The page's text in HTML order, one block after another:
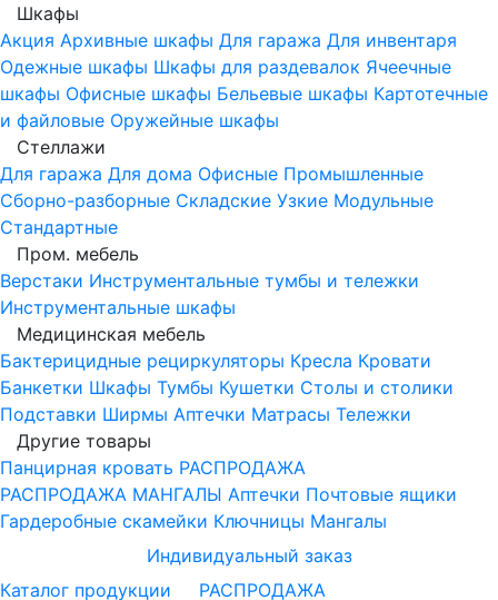
Шкафы
Акция Архивные шкафы Для гаража Для инвентаря
Одежные шкафы Шкафы для раздевалок Ячеечные
шкафы Офисные шкафы Бельевые шкафы Картотечные
и файловые Оружейные шкафы
Стеллажи
Для гаража Для дома Офисные Промышленные
Сборно-разборные Складские Узкие Модульные
Стандартные
Пром. мебель
Верстаки Инструментальные тумбы и тележки
Инструментальные шкафы
Медицинская мебель
Бактерицидные рециркуляторы Кресла Кровати
Банкетки Шкафы Тумбы Кушетки Столы и столики
Подставки Ширмы Аптечки Матрасы Тележки
Другие товары
Панцирная кровать РАСПРОДАЖА
РАСПРОДАЖА МАНГАЛЫ Аптечки Почтовые ящики
Гардеробные скамейки Ключницы Мангалы
Индивидуальный заказ
Каталог продукции
РАСПРОДАЖА